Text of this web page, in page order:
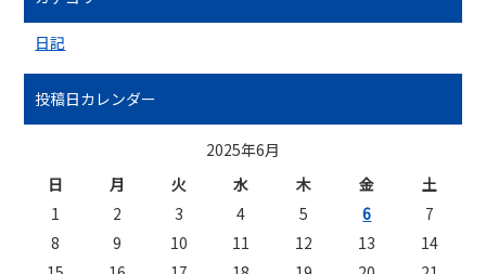
日記
投稿日カレンダー
2025年6月
日
月 火 水 木 金
土
1
2 3 4 5 6
7
8
9 10 11 12 13
14